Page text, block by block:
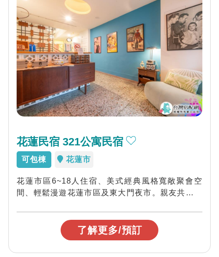
花蓮民宿 321公寓民宿
可包棟 花蓮市
花蓮市區6~18人住宿、美式經典風格寬敞聚會空
間、輕鬆漫遊花蓮市區及東大門夜市。親友共遊最
了解更多/預訂